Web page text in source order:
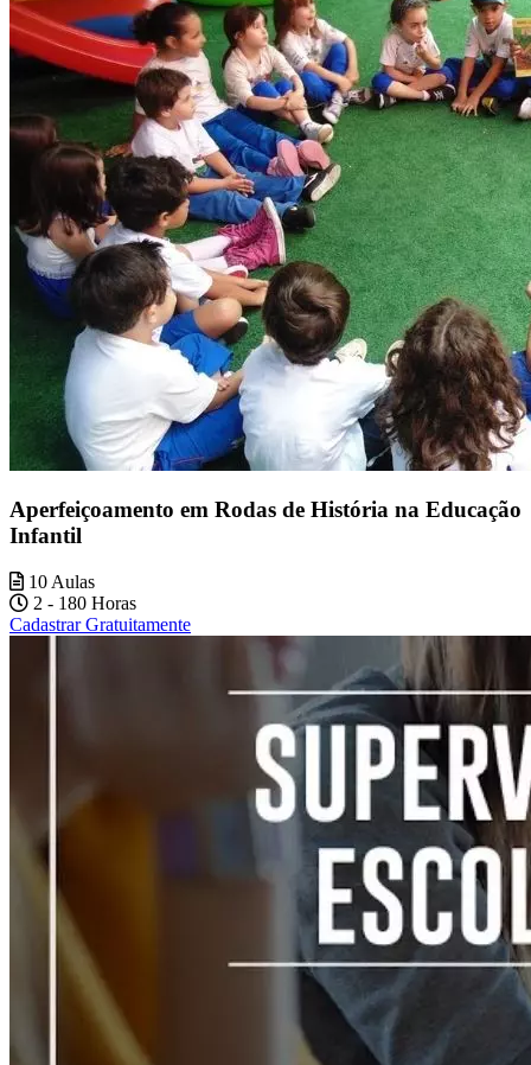
Aperfeiçoamento em Rodas de História na Educação
Infantil
10 Aulas
2 - 180 Horas
Cadastrar Gratuitamente